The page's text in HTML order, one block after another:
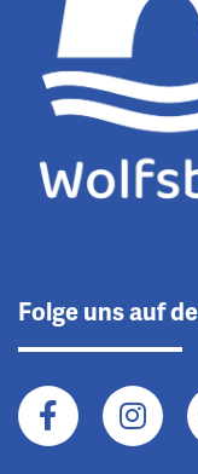
Folge uns auf